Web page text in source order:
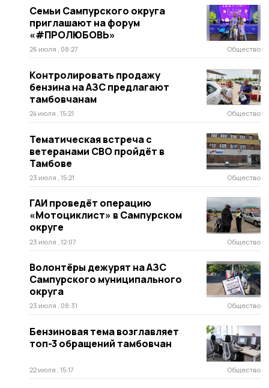
Семьи Сампурского округа
приглашают на форум
«#ПРOЛЮБОВЬ»
26 июля , 08:27 Общество
Контролировать продажу
бензина на АЗС предлагают
тамбовчанам
24 июля , 15:21 Общество
Тематическая встреча с
ветеранами СВО пройдёт в
Тамбове
23 июля , 15:21 Общество
ГАИ проведёт операцию
«Мотоциклист» в Сампурском
округе
23 июля , 12:07 Общество
Волонтёры дежурят на АЗС
Сампурского муниципального
округа
23 июля , 08:31 Общество
Бензиновая тема возглавляет
топ-3 обращений тамбовчан
22 июля , 15:17 Общество